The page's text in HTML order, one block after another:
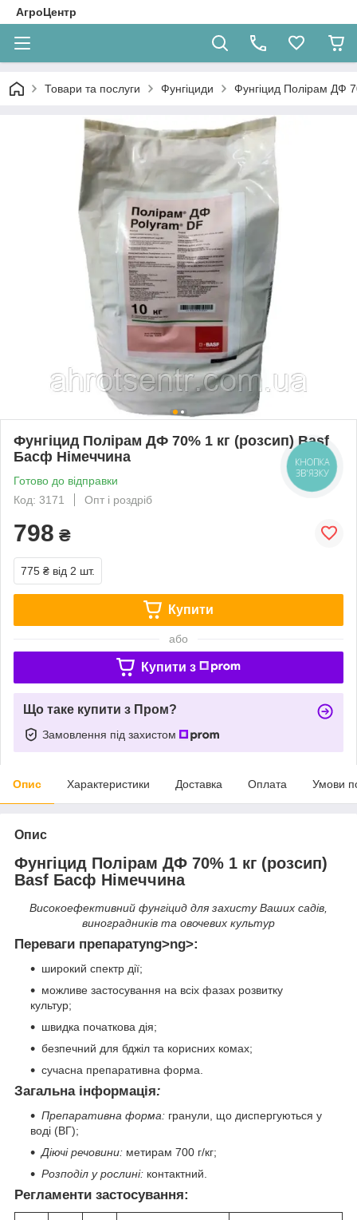
АгроЦентр
Товари та послуги Фунгіциди Фунгіцид Полірам ДФ
Фунгіцид Полірам ДФ 70% 1 кг (розсип) Basf
Басф Німеччина
Готово до відправки
Код: 3171
Опт і роздріб
798 ₴
775 ₴ від 2 шт.
Купити
або
Купити з
Що таке купити з Пром?
Замовлення під захистом
Опис Характеристики Доставка Оплата Умови
Опис
Фунгіцид Полірам ДФ 70% 1 кг (розсип)
Basf Басф Німеччина
Високоефективний фунгiцид для захисту Ваших садiв,
виноградникiв та овочевих культур
Переваги препаратуng>ng>:
широкий спектр дії;
можливе застосування на всіх фазах розвитку
культур;
швидка початкова дія;
безпечний для бджіл та корисних комах;
сучасна препаративна форма.
Загальна інформація:
Препаративна форма: гранули, що диспергуються у
воді (ВГ);
Діючі речовини: метирам 700 г/кг;
Розподіл у рослині: контактний.
Регламенти застосування:
КНОПКА
ЗВ'ЯЗКУ